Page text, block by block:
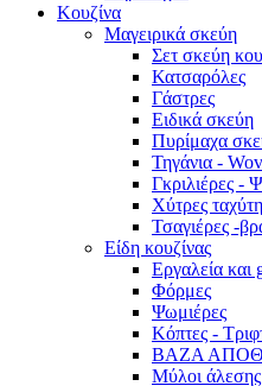
Κουζίνα
Μαγειρικά σκεύη
Σετ σκεύη
Κατσαρόλες
Γάστρες
Ειδικά σκεύη
Πυρίμαχα
Τηγάνια -
Γκριλιέρες -
Χύτρες
Τσαγιέρες -
Είδη κουζίνας
Εργαλεία και
Φόρμες
Ψωμιέρες
Κόπτες -
ΒΑΖΑ
Μύλοι άλεσης